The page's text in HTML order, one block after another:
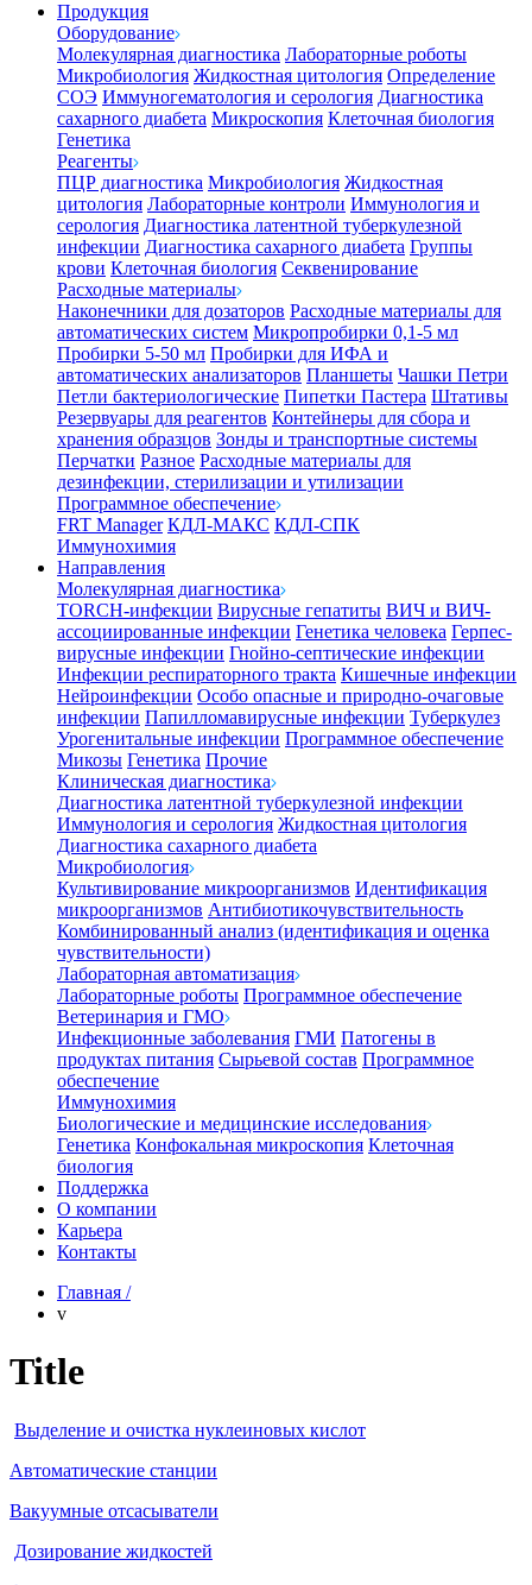
Продукция
Оборудование
Молекулярная диагностика Лабораторные роботы
Микробиология Жидкостная цитология Определение
СОЭ Иммуногематология и серология Диагностика
сахарного диабета Микроскопия Клеточная биология
Генетика
Реагенты
ПЦР диагностика Микробиология Жидкостная
цитология Лабораторные контроли Иммунология и
серология Диагностика латентной туберкулезной
инфекции Диагностика сахарного диабета Группы
крови Клеточная биология Секвенирование
Расходные материалы
Наконечники для дозаторов Расходные материалы для
автоматических систем Микропробирки 0,1-5 мл
Пробирки 5-50 мл Пробирки для ИФА и
автоматических анализаторов Планшеты Чашки Петри
Петли бактериологические Пипетки Пастера Штативы
Резервуары для реагентов Контейнеры для сбора и
хранения образцов Зонды и транспортные системы
Перчатки Разное Расходные материалы для
дезинфекции, стерилизации и утилизации
Программное обеспечение
FRT Manager КДЛ-МАКС КДЛ-СПК
Иммунохимия
Направления
Молекулярная диагностика
TORCH-инфекции Вирусные гепатиты ВИЧ и ВИЧ-
ассоциированные инфекции Генетика человека Герпес-
вирусные инфекции Гнойно-септические инфекции
Инфекции респираторного тракта Кишечные инфекции
Нейроинфекции Особо опасные и природно-очаговые
инфекции Папилломавирусные инфекции Туберкулез
Урогенитальные инфекции Программное обеспечение
Микозы Генетика Прочие
Клиническая диагностика
Диагностика латентной туберкулезной инфекции
Иммунология и серология Жидкостная цитология
Диагностика сахарного диабета
Микробиология
Культивирование микроорганизмов Идентификация
микроорганизмов Антибиотикочувствительность
Комбинированный анализ (идентификация и оценка
чувствительности)
Лабораторная автоматизация
Лабораторные роботы Программное обеспечение
Ветеринария и ГМО
Инфекционные заболевания ГМИ Патогены в
продуктах питания Сырьевой состав Программное
обеспечение
Иммунохимия
Биологические и медицинские исследования
Генетика Конфокальная микроскопия Клеточная
биология
Поддержка
О компании
Карьера
Контакты
Главная /
v
Title
Выделение и очистка нуклеиновых кислот
Автоматические станции
Вакуумные отсасыватели
Дозирование жидкостей